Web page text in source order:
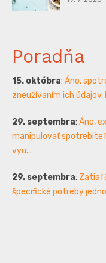
Poradňa
15. októbra: Áno,
zneužívaním ich údajov.
29. septembra: Áno,
manipulovať
vyu...
29. septembra: Zatiaľ
špecifické potreby